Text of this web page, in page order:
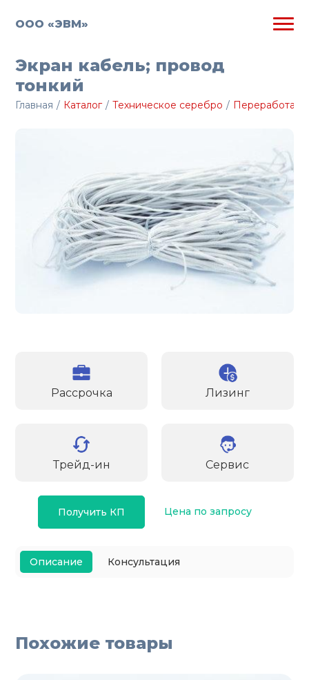
ООО «ЭВМ»
Экран кабель; провод
тонкий
Главная / Каталог / Техническое серебро /
Рассрочка Лизинг
Трейд-ин Сервис
Получить КП Цена по запросу
Описание Консультация
Похожие товары